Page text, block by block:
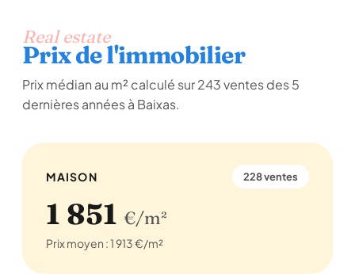
Real estate
Prix de l'immobilier
Prix médian au m² calculé sur 243 ventes des 5
dernières années à Baixas.
MAISON 228 ventes
1 851 €/m²
Prix moyen : 1 913 €/m²